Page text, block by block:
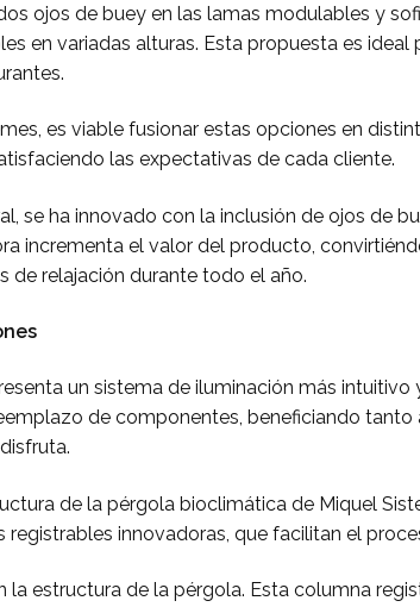
ojos de buey en las lamas modulables y
en variadas alturas. Esta propuesta es ideal
es viable fusionar estas opciones en
las expectativas de cada cliente.
se ha innovado con la inclusión de ojos de
incrementa el valor del producto,
de relajación durante todo el año.
un sistema de iluminación más intuitivo
de componentes, beneficiando tanto
de la pérgola bioclimática de Miquel
innovadoras, que facilitan el
la estructura de la pérgola. Esta columna